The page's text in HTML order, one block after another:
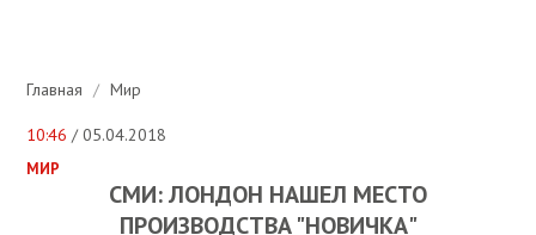
Главная / Мир
10:46 / 05.04.2018
МИР
СМИ: ЛОНДОН НАШЕЛ МЕСТО
ПРОИЗВОДСТВА "НОВИЧКА"